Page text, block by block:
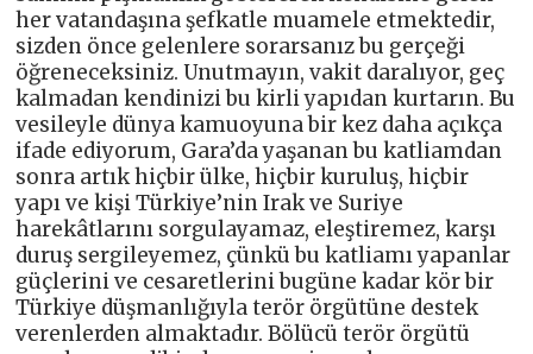
her vatandaşına şefkatle muamele etmektedir,
sizden önce gelenlere sorarsanız bu gerçeği
öğreneceksiniz. Unutmayın, vakit daralıyor, geç
kalmadan kendinizi bu kirli yapıdan kurtarın. Bu
vesileyle dünya kamuoyuna bir kez daha açıkça
ifade ediyorum, Gara’da yaşanan bu katliamdan
sonra artık hiçbir ülke, hiçbir kuruluş, hiçbir
yapı ve kişi Türkiye’nin Irak ve Suriye
harekâtlarını sorgulayamaz, eleştiremez, karşı
duruş sergileyemez, çünkü bu katliamı yapanlar
güçlerini ve cesaretlerini bugüne kadar kör bir
Türkiye düşmanlığıyla terör örgütüne destek
verenlerden almaktadır. Bölücü terör örgütü